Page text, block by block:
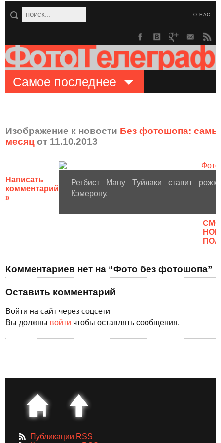
О НАС
Самое последнее
Изображение к новости Без фотошопа:
месяц от 11.10.2013
Написать
комментарий
»
Регбист Ману Туйлаки ставит
Кэмерону.
Комментариев нет на “Фото без фотошопа”
Оставить комментарий
Войти на сайт через соцсети
Вы должны войти чтобы оставлять сообщения.
Публикации RSS